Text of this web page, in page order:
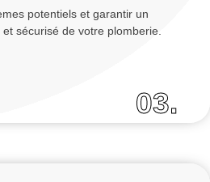
potentiels et garantir un
sécurisé de votre plomberie.
03.